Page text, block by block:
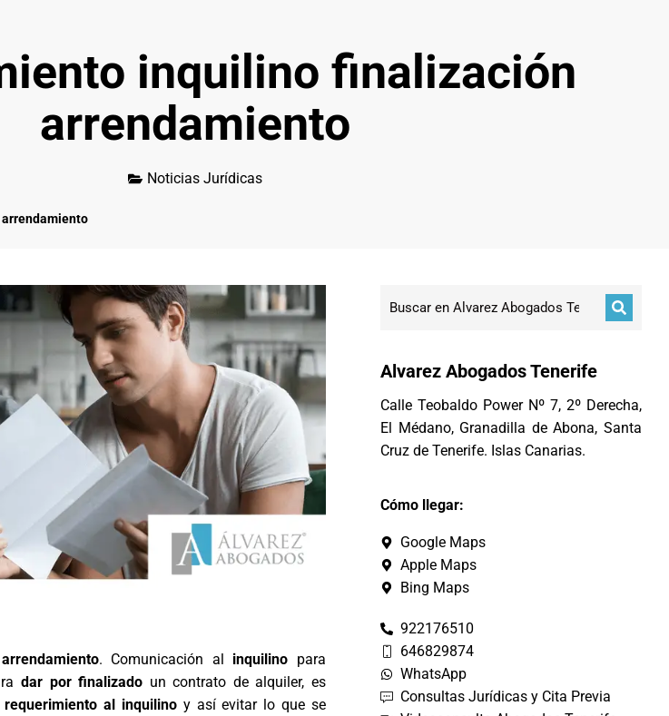
inquilino finalización
arrendamiento
Noticias Jurídicas
. Comunicación al inquilino para
dar por finalizado un contrato de alquiler, es
requerimiento al inquilinoy así evitar lo que se
Alvarez Abogados Tenerife
Calle Teobaldo Power Nº 7, 2º Derecha,
El Médano, Granadilla de Abona, Santa
Cruz de Tenerife. Islas Canarias.
Cómo llegar:
Google Maps
Apple Maps
Bing Maps
922176510
646829874
WhatsApp
Consultas Jurídicas y Cita Previa